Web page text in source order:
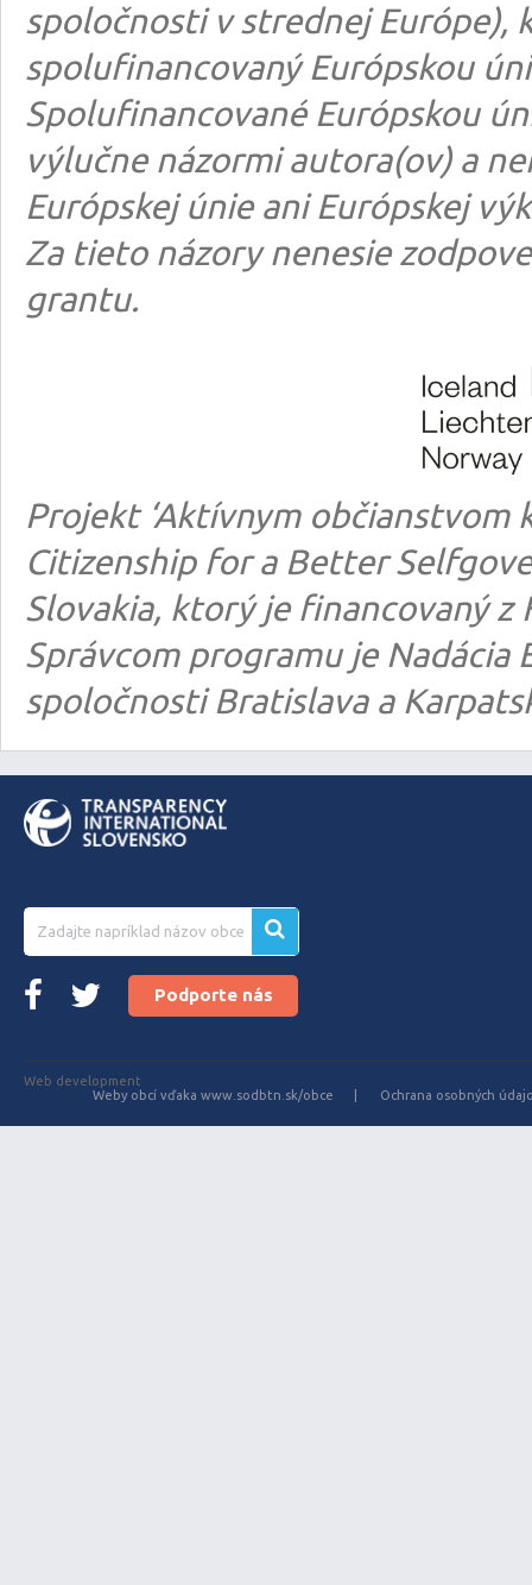
spoločnosti v strednej Európe),
spolufinancovaný Európskou
Spolufinancované Európskou
výlučne názormi autora(ov) a
Európskej únie ani Európskej
Za tieto názory nenesie
grantu.
Projekt ‘Aktívnym občianstvom
Citizenship for a Better
Slovakia, ktorý je financovaný z
Správcom programu je
spoločnosti Bratislava a
Podporte nás
Web development
Weby obcí vďaka www.sodbtn.sk/obce
Ochrana osobných